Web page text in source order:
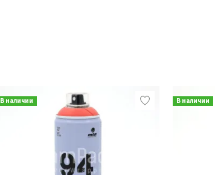
В наличии В наличии